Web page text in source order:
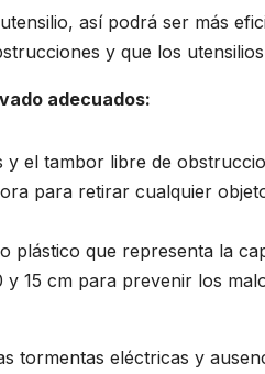
así podrá ser más
y que los
adecuados:
el tambor libre de
para retirar cualquier
que representa la
y 15 cm para prevenir los
tormentas eléctricas y